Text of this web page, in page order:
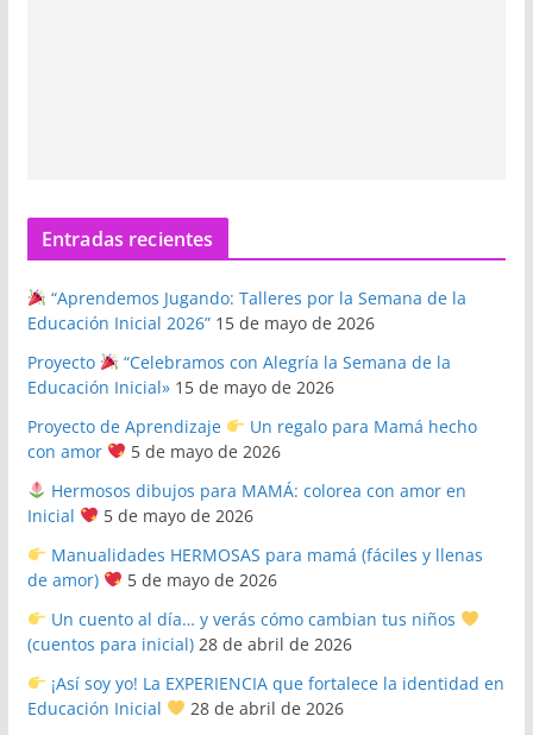
Entradas recientes
“Aprendemos Jugando: Talleres por la Semana de la
Educación Inicial 2026” 15 de mayo de 2026
Proyecto
“Celebramos con Alegría la Semana de la
Educación Inicial» 15 de mayo de 2026
Proyecto de Aprendizaje
Un regalo para Mamá hecho
con amor
5 de mayo de 2026
Hermosos dibujos para MAMÁ: colorea con amor en
Inicial
5 de mayo de 2026
Manualidades HERMOSAS para mamá (fáciles y llenas
de amor)
5 de mayo de 2026
Un cuento al día… y verás cómo cambian tus niños
(cuentos para inicial) 28 de abril de 2026
¡Así soy yo! La EXPERIENCIA que fortalece la identidad en
Educación Inicial
28 de abril de 2026